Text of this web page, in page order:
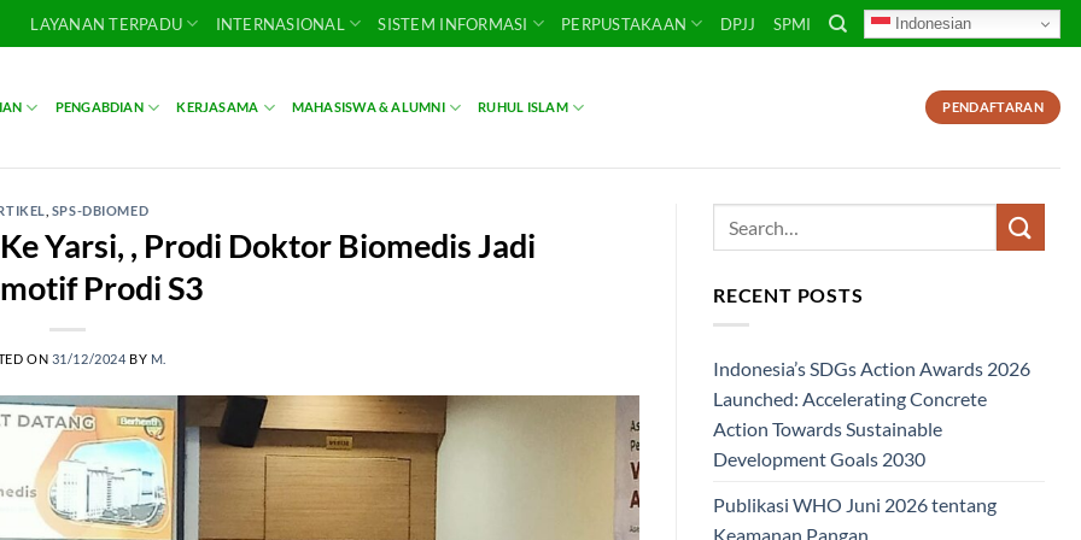
LAYANAN TERPADU INTERNASIONAL SISTEM INFORMASI PERPUSTAKAAN DPJJ SPMI Indonesian
PENGABDIAN KERJASAMA MAHASISWA & ALUMNI RUHUL ISLAM PENDAFTARAN
SPS-DBIOMED
Yarsi, , Prodi Doktor Biomedis Jadi
Prodi S3
ON 31/12/2024 BY M.
RECENT POSTS
Indonesia’s SDGs Action Awards 2026
Launched: Accelerating Concrete
Action Towards Sustainable
Development Goals 2030
Publikasi WHO Juni 2026 tentang
Keamanan Pangan